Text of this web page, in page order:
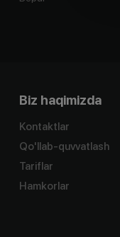
Biz haqimizda
Kontaktlar
Qo'llab-quvvatlash
Tariflar
Hamkorlar